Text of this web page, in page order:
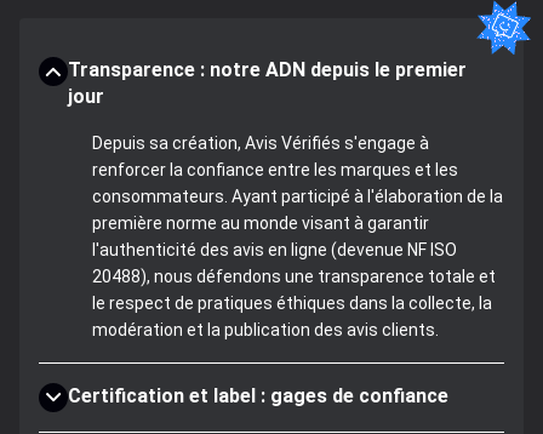
Transparence : notre ADN depuis le premier
jour
Depuis sa création, Avis Vérifiés s'engage à
renforcer la confiance entre les marques et les
consommateurs. Ayant participé à l'élaboration de la
première norme au monde visant à garantir
l'authenticité des avis en ligne (devenue NF ISO
20488), nous défendons une transparence totale et
le respect de pratiques éthiques dans la collecte, la
modération et la publication des avis clients.
Certification et label : gages de confiance